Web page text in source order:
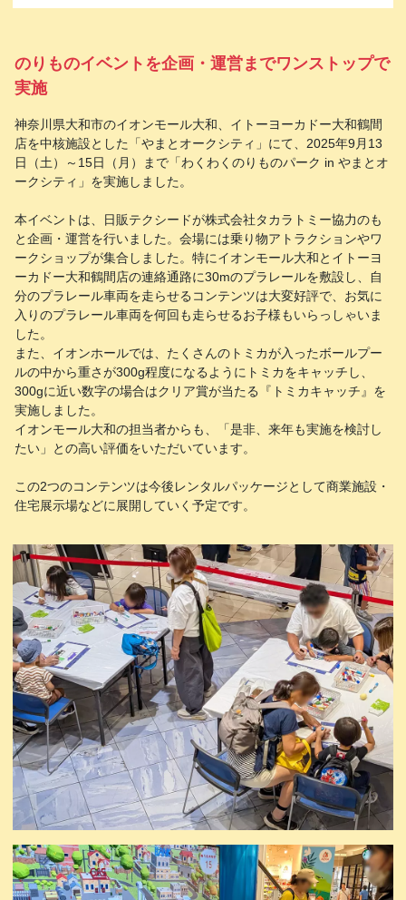
のりものイベントを企画・運営までワンストップで
実施
神奈川県大和市のイオンモール大和、イトーヨーカドー大和鶴間
店を中核施設とした「やまとオークシティ」にて、2025年9月13
日（土）～15日（月）まで「わくわくのりものパーク in やまとオ
ークシティ」を実施しました。
本イベントは、日販テクシードが株式会社タカラトミー協力のも
と企画・運営を行いました。会場には乗り物アトラクションやワ
ークショップが集合しました。特にイオンモール大和とイトーヨ
ーカドー大和鶴間店の連絡通路に30mのプラレールを敷設し、自
分のプラレール車両を走らせるコンテンツは大変好評で、お気に
入りのプラレール車両を何回も走らせるお子様もいらっしゃいま
した。
また、イオンホールでは、たくさんのトミカが入ったボールプー
ルの中から重さが300g程度になるようにトミカをキャッチし、
300gに近い数字の場合はクリア賞が当たる『トミカキャッチ』を
実施しました。
イオンモール大和の担当者からも、「是非、来年も実施を検討し
たい」との高い評価をいただいています。
この2つのコンテンツは今後レンタルパッケージとして商業施設・
住宅展示場などに展開していく予定です。